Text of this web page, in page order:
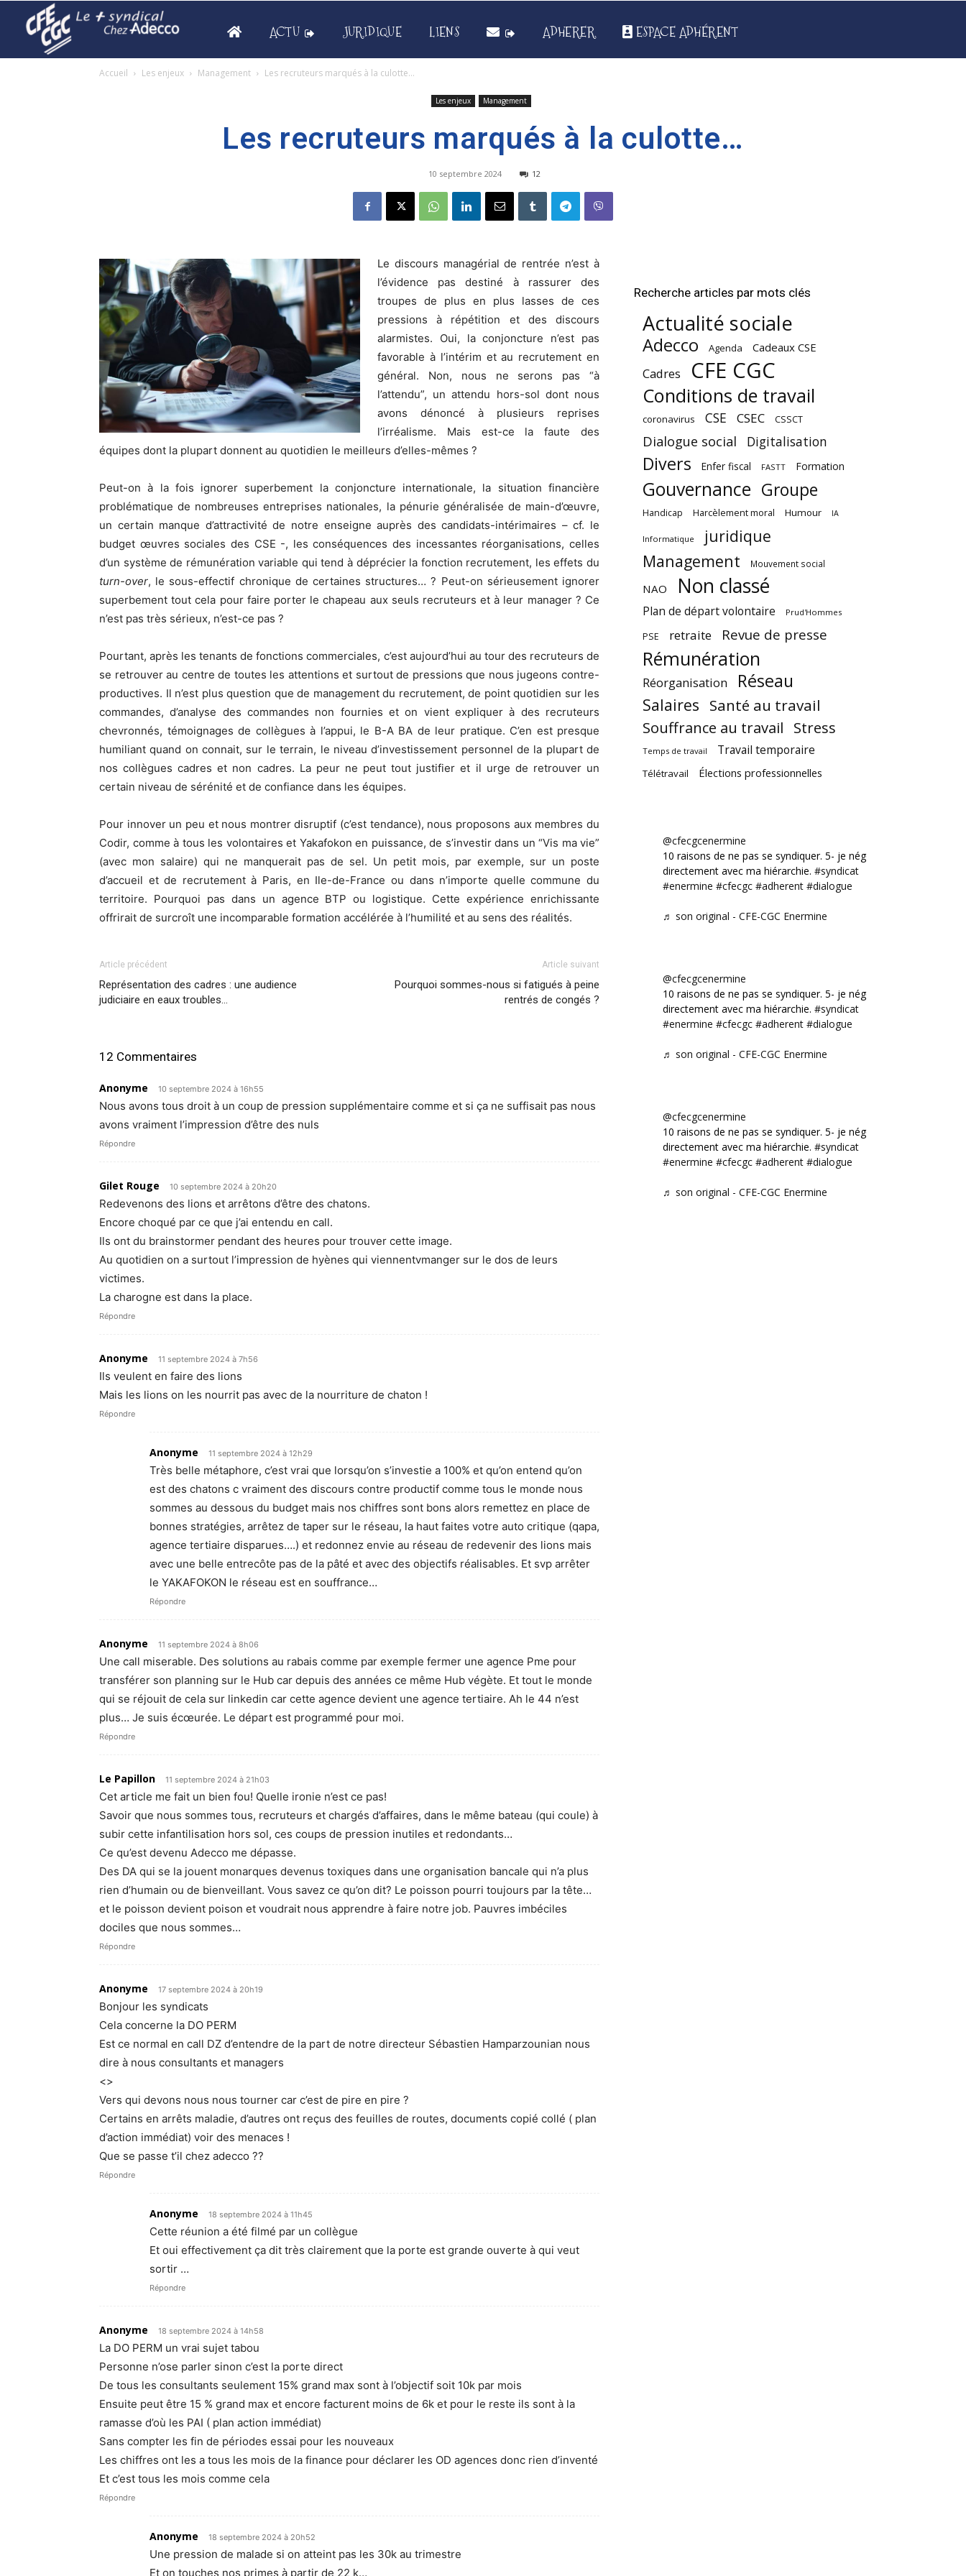
ACTU JURIDIQUE LIENS ADHERER ESPACE ADHÉRENT
Accueil Les enjeux Management Les recruteurs marqués à la culotte…
Les enjeux Management
Les recruteurs marqués à la culotte…
10 septembre 2024 12
Le discours managérial de rentrée n’est à
l’évidence pas destiné à rassurer des
troupes de plus en plus lasses de ces
pressions à répétition et des discours
alarmistes. Oui, la conjoncture n’est pas
favorable à l’intérim et au recrutement en
général. Non, nous ne serons pas “à
l’attendu”, un attendu hors-sol dont nous
avons dénoncé à plusieurs reprises
l’irréalisme. Mais est-ce la faute des
équipes dont la plupart donnent au quotidien le meilleurs d’elles-mêmes ?
Peut-on à la fois ignorer superbement la conjoncture internationale, la situation financière
problématique de nombreuses entreprises nationales, la pénurie généralisée de main-d’œuvre,
un certain manque d’attractivité de notre enseigne auprès des candidats-intérimaires – cf. le
budget œuvres sociales des CSE -, les conséquences des incessantes réorganisations, celles
d’un système de rémunération variable qui tend à déprécier la fonction recrutement, les effets du
turn-over, le sous-effectif chronique de certaines structures… ? Peut-on sérieusement ignorer
superbement tout cela pour faire porter le chapeau aux seuls recruteurs et à leur manager ? Ce
n’est pas très sérieux, n’est-ce pas ?
Pourtant, après les tenants de fonctions commerciales, c’est aujourd’hui au tour des recruteurs de
se retrouver au centre de toutes les attentions et surtout de pressions que nous jugeons contre-
productives. Il n’est plus question que de management du recrutement, de point quotidien sur les
commandes, d’analyse des commandes non fournies et on vient expliquer à des recruteurs
chevronnés, témoignages de collègues à l’appui, le B-A BA de leur pratique. C’en est presque
humiliant quand on connait, sur le terrain, le niveau d’investissement personnel de la plupart de
nos collègues cadres et non cadres. La peur ne peut tout justifier et il urge de retrouver un
certain niveau de sérénité et de confiance dans les équipes.
Pour innover un peu et nous montrer disruptif (c’est tendance), nous proposons aux membres du
Codir, comme à tous les volontaires et Yakafokon en puissance, de s’investir dans un “Vis ma vie”
(avec mon salaire) qui ne manquerait pas de sel. Un petit mois, par exemple, sur un poste
d’accueil et de recrutement à Paris, en Ile-de-France ou dans n’importe quelle commune du
territoire. Pourquoi pas dans un agence BTP ou logistique. Cette expérience enrichissante
offrirait de surcroît une incomparable formation accélérée à l’humilité et au sens des réalités.
Article précédent
Représentation des cadres : une audience
judiciaire en eaux troubles…
Article suivant
Pourquoi sommes-nous si fatigués à peine
rentrés de congés ?
12 Commentaires
Anonyme 10 septembre 2024 à 16h55
Nous avons tous droit à un coup de pression supplémentaire comme et si ça ne suffisait pas nous
avons vraiment l’impression d’être des nuls
Répondre
Gilet Rouge 10 septembre 2024 à 20h20
Redevenons des lions et arrêtons d’être des chatons.
Encore choqué par ce que j’ai entendu en call.
Ils ont du brainstormer pendant des heures pour trouver cette image.
Au quotidien on a surtout l’impression de hyènes qui viennentvmanger sur le dos de leurs
victimes.
La charogne est dans la place.
Répondre
Anonyme 11 septembre 2024 à 7h56
Ils veulent en faire des lions
Mais les lions on les nourrit pas avec de la nourriture de chaton !
Répondre
Anonyme 11 septembre 2024 à 12h29
Très belle métaphore, c’est vrai que lorsqu’on s’investie a 100% et qu’on entend qu’on
est des chatons c vraiment des discours contre productif comme tous le monde nous
sommes au dessous du budget mais nos chiffres sont bons alors remettez en place de
bonnes stratégies, arrêtez de taper sur le réseau, la haut faites votre auto critique (qapa,
agence tertiaire disparues….) et redonnez envie au réseau de redevenir des lions mais
avec une belle entrecôte pas de la pâté et avec des objectifs réalisables. Et svp arrêter
le YAKAFOKON le réseau est en souffrance…
Répondre
Anonyme 11 septembre 2024 à 8h06
Une call miserable. Des solutions au rabais comme par exemple fermer une agence Pme pour
transférer son planning sur le Hub car depuis des années ce même Hub végète. Et tout le monde
qui se réjouit de cela sur linkedin car cette agence devient une agence tertiaire. Ah le 44 n’est
plus… Je suis écœurée. Le départ est programmé pour moi.
Répondre
Le Papillon 11 septembre 2024 à 21h03
Cet article me fait un bien fou! Quelle ironie n’est ce pas!
Savoir que nous sommes tous, recruteurs et chargés d’affaires, dans le même bateau (qui coule) à
subir cette infantilisation hors sol, ces coups de pression inutiles et redondants…
Ce qu’est devenu Adecco me dépasse.
Des DA qui se la jouent monarques devenus toxiques dans une organisation bancale qui n’a plus
rien d’humain ou de bienveillant. Vous savez ce qu’on dit? Le poisson pourri toujours par la tête…
et le poisson devient poison et voudrait nous apprendre à faire notre job. Pauvres imbéciles
dociles que nous sommes…
Répondre
Anonyme 17 septembre 2024 à 20h19
Bonjour les syndicats
Cela concerne la DO PERM
Est ce normal en call DZ d’entendre de la part de notre directeur Sébastien Hamparzounian nous
dire à nous consultants et managers
<>
Vers qui devons nous nous tourner car c’est de pire en pire ?
Certains en arrêts maladie, d’autres ont reçus des feuilles de routes, documents copié collé ( plan
d’action immédiat) voir des menaces !
Que se passe t’il chez adecco ??
Répondre
Anonyme 18 septembre 2024 à 11h45
Cette réunion a été filmé par un collègue
Et oui effectivement ça dit très clairement que la porte est grande ouverte à qui veut
sortir …
Répondre
Anonyme 18 septembre 2024 à 14h58
La DO PERM un vrai sujet tabou
Personne n’ose parler sinon c’est la porte direct
De tous les consultants seulement 15% grand max sont à l’objectif soit 10k par mois
Ensuite peut être 15 % grand max et encore facturent moins de 6k et pour le reste ils sont à la
ramasse d’où les PAI ( plan action immédiat)
Sans compter les fin de périodes essai pour les nouveaux
Les chiffres ont les a tous les mois de la finance pour déclarer les OD agences donc rien d’inventé
Et c’est tous les mois comme cela
Répondre
Anonyme 18 septembre 2024 à 20h52
Une pression de malade si on atteint pas les 30k au trimestre
Et on touches nos primes à partir de 22 k…
Recherche articles par mots clés
Actualité sociale
Adecco Agenda Cadeaux CSE
Cadres CFE CGC
Conditions de travail
coronavirus CSE CSEC CSSCT
Dialogue social Digitalisation
Divers Enfer fiscal FASTT Formation
Gouvernance Groupe
Handicap Harcèlement moral Humour IA
Informatique
juridique
Management
Mouvement social
NAO Non classé
Plan de départ volontaire Prud'Hommes
PSE retraite Revue de presse
Rémunération
Réorganisation Réseau
Salaires Santé au travail
Souffrance au travail Stress
Temps de travail Travail temporaire
Télétravail Élections professionnelles
@cfecgcenermine
10 raisons de ne pas se syndiquer. 5- je négocie
directement avec ma hiérarchie. #syndicat
#enermine #cfecgc #adherent #dialogue
♬ son original - CFE-CGC Enermine
@cfecgcenermine
10 raisons de ne pas se syndiquer. 5- je négocie
directement avec ma hiérarchie. #syndicat
#enermine #cfecgc #adherent #dialogue
♬ son original - CFE-CGC Enermine
@cfecgcenermine
10 raisons de ne pas se syndiquer. 5- je négocie
directement avec ma hiérarchie. #syndicat
#enermine #cfecgc #adherent #dialogue
♬ son original - CFE-CGC Enermine